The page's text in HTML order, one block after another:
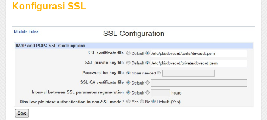
Konfigurasi SSL